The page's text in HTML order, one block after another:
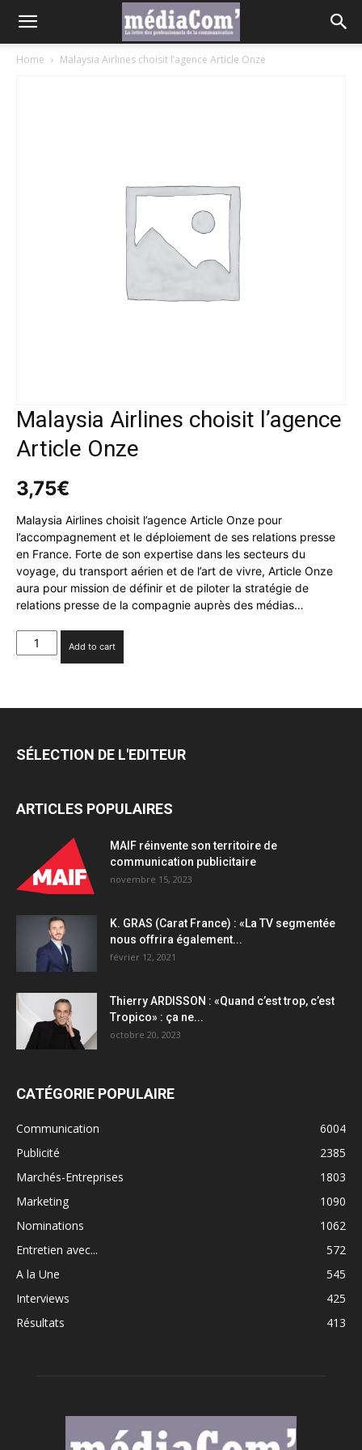
Home Malaysia Airlines choisit l’agence Article Onze
Malaysia Airlines choisit l’agence
Article Onze
3,75€
Malaysia Airlines choisit l’agence Article Onze pour
l’accompagnement et le déploiement de ses relations presse
en France. Forte de son expertise dans les secteurs du
voyage, du transport aérien et de l’art de vivre, Article Onze
aura pour mission de définir et de piloter la stratégie de
relations presse de la compagnie auprès des médias…
Malaysia
Airlines
Article
Add to cart
SÉLECTION DE L'EDITEUR
ARTICLES POPULAIRES
MAIF réinvente son territoire de
communication publicitaire
novembre 15, 2023
K. GRAS (Carat France) : «La TV segmentée
nous offrira également...
février 12, 2021
Thierry ARDISSON : «Quand c’est trop, c’est
Tropico» : ça ne...
octobre 20, 2023
CATÉGORIE POPULAIRE
Communication
6004
Publicité
2385
Marchés-Entreprises
1803
Marketing
1090
Nominations
1062
Entretien avec...
572
A la Une
545
Interviews
425
Résultats
413